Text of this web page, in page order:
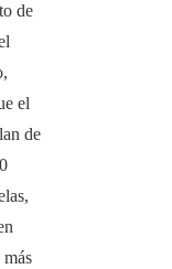
de
el
de
más